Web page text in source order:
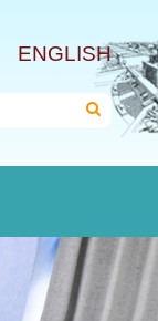
ENGLISH